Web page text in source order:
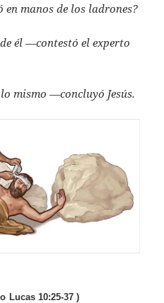
en manos de los ladrones?
él —contestó el experto
mismo —concluyó Jesús.
Lucas 10:25-37 )